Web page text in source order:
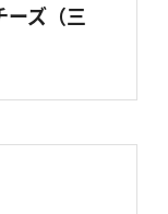
ーズ（三